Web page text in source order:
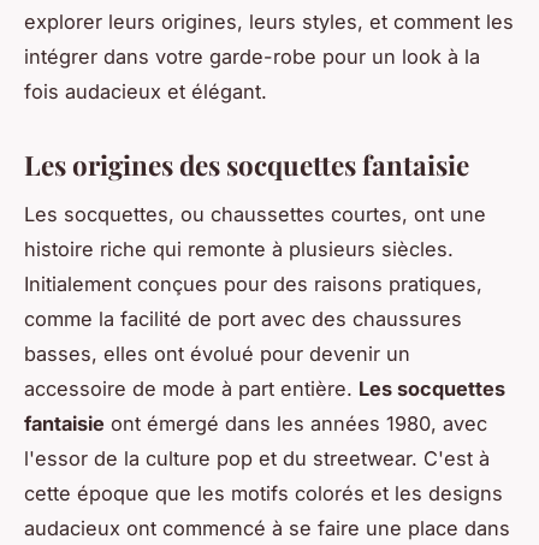
explorer leurs origines, leurs styles, et comment les
intégrer dans votre garde-robe pour un look à la
fois audacieux et élégant.
Les origines des socquettes fantaisie
Les socquettes, ou chaussettes courtes, ont une
histoire riche qui remonte à plusieurs siècles.
Initialement conçues pour des raisons pratiques,
comme la facilité de port avec des chaussures
basses, elles ont évolué pour devenir un
accessoire de mode à part entière. Les socquettes
fantaisie ont émergé dans les années 1980, avec
l'essor de la culture pop et du streetwear. C'est à
cette époque que les motifs colorés et les designs
audacieux ont commencé à se faire une place dans